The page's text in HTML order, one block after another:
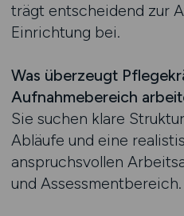
trägt entscheidend zur
Einrichtung bei.
Was überzeugt
Aufnahmebereich
Sie suchen klare
Abläufe und eine
anspruchsvollen
und Assessmentbereich.